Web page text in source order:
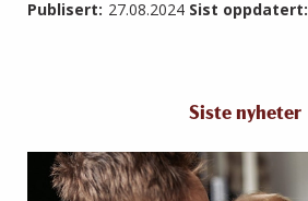
Publisert: 27.08.2024 Sist oppdatert:
Siste nyheter